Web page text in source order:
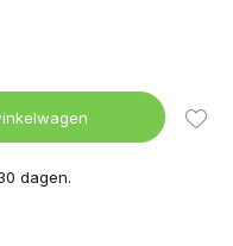
dagen.